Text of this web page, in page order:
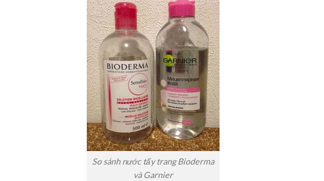
So sánh nước tẩy trang Bioderma
và Garnier